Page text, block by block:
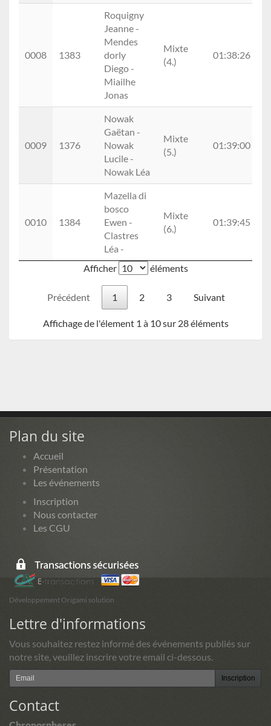
0008 1383
Roquigny
Jeanne -
Mendes
dorly
Diego -
Miailhe
Jonas
Mixte
(4.)
01:38:26
0009 1376
Nowak
Gaëtan -
Nowak
Lucile -
Nowak Léa
Mixte
(5.)
01:39:00
0010 1384
Mazella di
bosco
Ewen -
Clastres
Léa -
Mixte
(6.)
01:39:45
Afficher éléments
Précédent 1 2 3 Suivant
Affichage de l'élement 1 à 10 sur 28 éléments
Plan du site
Accueil
Présentation
Les événements
Inscription
Nous contacter
Les CGU
Développement Origami solution
Lettre d'informations
Vous souhaitez restez informé des événements publiés sur
notre site, veuillez inscrire votre email ci-dessous.
Inscription
Contact